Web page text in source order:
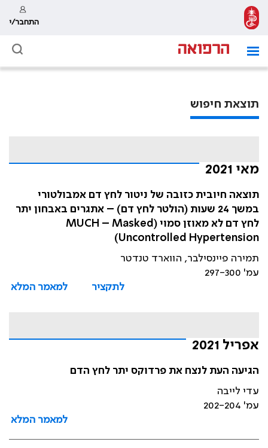
התחבר/י
תוצאת חיפוש
מאי 2021
תוצאה חיובית כזובה של ניטור לחץ דם אמבולטורי
במשך 24 שעות (הולטר לחץ דם) – אתגרים באבחון יתר
לחץ דם לא מאוזן סמוי (MUCH – Masked
Uncontrolled Hypertension)
תמירה פיינסילבר, הווארד טנדטר
עמ' 297-300
לתקציר
למאמר המלא
אפריל 2021
הגיעה העת לנצח את פרדוקס יתר לחץ הדם
עדי לייבה
עמ' 202-204
למאמר המלא